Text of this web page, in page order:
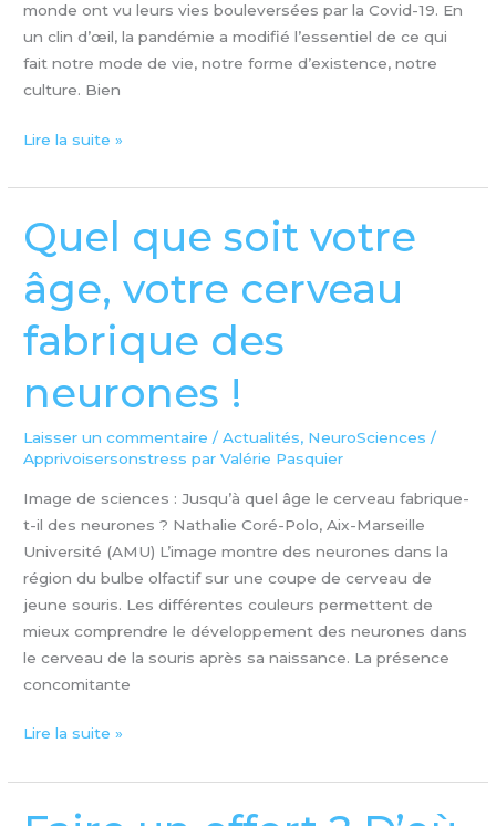
monde ont vu leurs vies bouleversées par la Covid-19. En
un clin d’œil, la pandémie a modifié l’essentiel de ce qui
fait notre mode de vie, notre forme d’existence, notre
culture. Bien
Lire la suite »
Quel que soit votre
âge, votre cerveau
fabrique des
neurones !
Laisser un commentaire /Actualités, NeuroSciences /
Apprivoisersonstress par Valérie Pasquier
Image de sciences : Jusqu’à quel âge le cerveau fabrique-
t-il des neurones ? Nathalie Coré-Polo, Aix-Marseille
Université (AMU) L’image montre des neurones dans la
région du bulbe olfactif sur une coupe de cerveau de
jeune souris. Les différentes couleurs permettent de
mieux comprendre le développement des neurones dans
le cerveau de la souris après sa naissance. La présence
concomitante
Quel
que
soit
votre
âge,
votre
cerveau
fabrique
des
neurones
Lire la suite »
Faire